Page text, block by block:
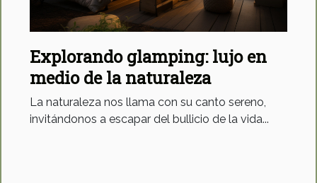
Explorando glamping: lujo en
medio de la naturaleza
La naturaleza nos llama con su canto sereno,
invitándonos a escapar del bullicio de la vida...